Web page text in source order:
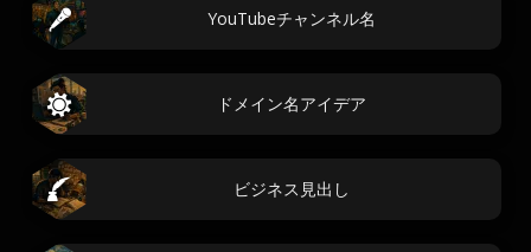
YouTubeチャンネル名
ドメイン名アイデア
ビジネス見出し